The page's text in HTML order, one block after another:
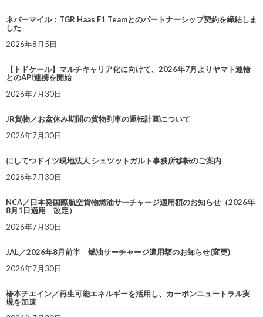
ネバーマイル：TGR Haas F1 Teamとのパートナーシップ契約を締結しま
した
2026年8月5日
【トドケール】マルチキャリア化に向けて、2026年7月よりヤマト運輸
とのAPI連携を開始
2026年7月30日
JR貨物／お盆休み期間の貨物列車の運転計画について
2026年7月30日
にしてつドイツ現地法人 シュツットガルト事務所移転のご案内
2026年7月30日
NCA／日本発国際航空貨物燃油サーチャージ適用額のお知らせ（2026年
8月1日適用 改定）
2026年7月30日
JAL／2026年8月前半 燃油サーチャージ適用額のお知らせ(変更)
2026年7月30日
椿本チエイン／再生可能エネルギーを活用し、カーボンニュートラル実
現を加速